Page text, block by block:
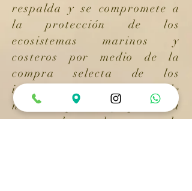
respalda y se compromete a
la protección de los
ecosistemas marinos y
costeros por medio de la
compra selecta de los
insumos que hacen parte de
nuestros platos; y que a su
vez ayudan a dar apoyo de